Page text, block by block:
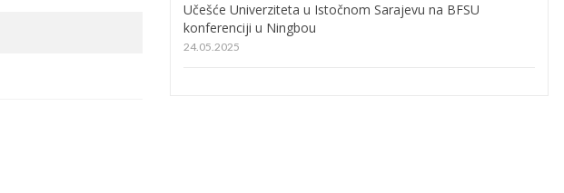
Učešće Univerziteta u Istočnom Sarajevu na BFSU
konferenciji u Ningbou
24.05.2025